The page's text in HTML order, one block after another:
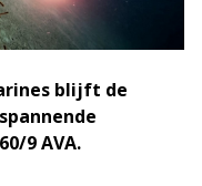
blijft de
9 AVA.